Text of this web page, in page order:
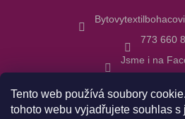
Tento web používá soubory
tohoto webu vyjadřujete souhlas
773 660
Jsme i na